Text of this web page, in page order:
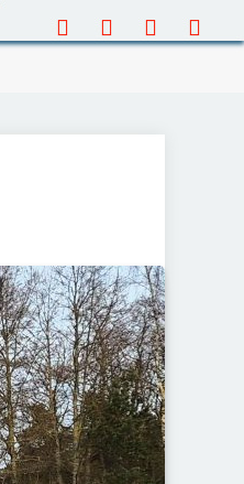
Facebook
X
Instagram